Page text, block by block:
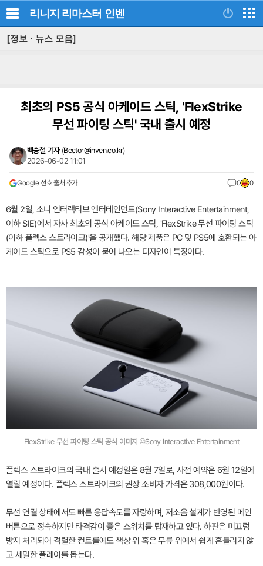
리니지 리마스터 인벤
[정보 · 뉴스 모음]
최초의 PS5 공식 아케이드 스틱, 'FlexStrike
무선 파이팅 스틱' 국내 출시 예정
백승철 기자 (Bector@inven.co.kr)
2026-06-02 11:01
Google 선호 출처 추가 0 0
6월 2일, 소니 인터랙티브 엔터테인먼트(Sony Interactive Entertainment,
이하 SIE)에서 자사 최초의 공식 아케이드 스틱, 'FlexStrike 무선 파이팅 스틱
(이하 플렉스 스트라이크)'을 공개했다. 해당 제품은 PC 및 PS5에 호환되는 아
케이드 스틱으로 PS5 감성이 묻어 나오는 디자인이 특징이다.
FlexStrike 무선 파이팅 스틱 공식 이미지 ©Sony Interactive Entertainment
플렉스 스트라이크의 국내 출시 예정일은 8월 7일로, 사전 예약은 6월 12일에
열릴 예정이다. 플렉스 스트라이크의 권장 소비자 가격은 308,000원이다.
무선 연결 상태에서도 빠른 응답속도를 자랑하며, 저소음 설계가 반영된 메인
버튼으로 정숙하지만 타격감이 좋은 스위치를 탑재하고 있다. 하판은 미끄럼
방지 처리되어 격렬한 컨트롤에도 책상 위 혹은 무릎 위에서 쉽게 흔들리지 않
고 세밀한 플레이를 돕는다.